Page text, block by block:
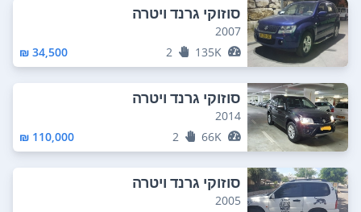
סוזוקי גרנד ויטרה
2007
135K
2
34,500 ₪
סוזוקי גרנד ויטרה
2014
66K
2
110,000 ₪
סוזוקי גרנד ויטרה
2005